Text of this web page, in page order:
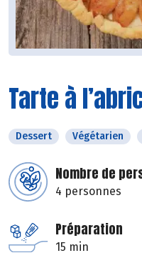
Tarte à
Dessert Végétarien
Nombre de
4 personnes
Préparation
15 min